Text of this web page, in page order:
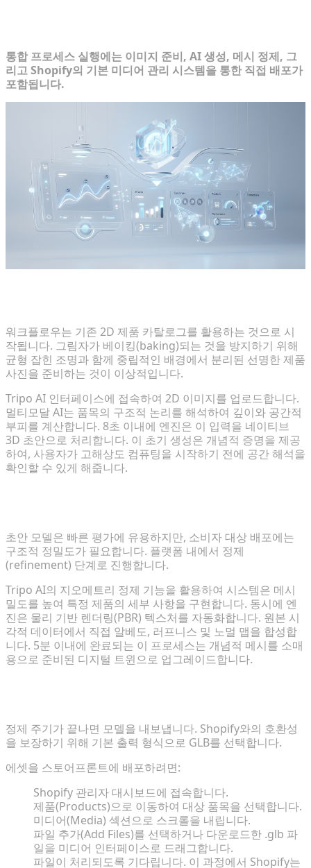
통합 프로세스 실행에는 이미지 준비, AI 생성, 메시 정제, 그
리고 Shopify의 기본 미디어 관리 시스템을 통한 직접 배포가
포함됩니다.
워크플로우는 기존 2D 제품 카탈로그를 활용하는 것으로 시
작됩니다. 그림자가 베이킹(baking)되는 것을 방지하기 위해
균형 잡힌 조명과 함께 중립적인 배경에서 분리된 선명한 제품
사진을 준비하는 것이 이상적입니다.
Tripo AI 인터페이스에 접속하여 2D 이미지를 업로드합니다.
멀티모달 AI는 품목의 구조적 논리를 해석하여 깊이와 공간적
부피를 계산합니다. 8초 이내에 엔진은 이 입력을 네이티브
3D 초안으로 처리합니다. 이 초기 생성은 개념적 증명을 제공
하여, 사용자가 고해상도 컴퓨팅을 시작하기 전에 공간 해석을
확인할 수 있게 해줍니다.
초안 모델은 빠른 평가에 유용하지만, 소비자 대상 배포에는
구조적 정밀도가 필요합니다. 플랫폼 내에서 정제
(refinement) 단계로 진행합니다.
Tripo AI의 지오메트리 정제 기능을 활용하여 시스템은 메시
밀도를 높여 특정 제품의 세부 사항을 구현합니다. 동시에 엔
진은 물리 기반 렌더링(PBR) 텍스처를 자동화합니다. 원본 시
각적 데이터에서 직접 알베도, 러프니스 및 노멀 맵을 합성합
니다. 5분 이내에 완료되는 이 프로세스는 개념적 메시를 소매
용으로 준비된 디지털 트윈으로 업그레이드합니다.
정제 주기가 끝나면 모델을 내보냅니다. Shopify와의 호환성
을 보장하기 위해 기본 출력 형식으로 GLB를 선택합니다.
에셋을 스토어프론트에 배포하려면:
Shopify 관리자 대시보드에 접속합니다.
제품(Products)으로 이동하여 대상 품목을 선택합니다.
미디어(Media) 섹션으로 스크롤을 내립니다.
파일 추가(Add Files)를 선택하거나 다운로드한 .glb 파
일을 미디어 인터페이스로 드래그합니다.
파일이 처리되도록 기다립니다. 이 과정에서 Shopify는